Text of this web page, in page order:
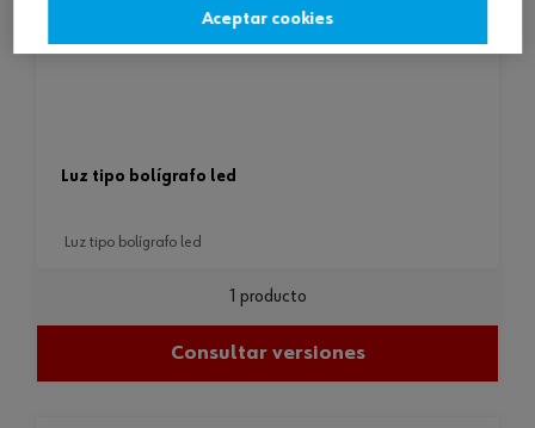
luz tipo bolígrafo led
luz tipo bolígrafo led
1 producto
Consultar versiones
Aceptar cookies